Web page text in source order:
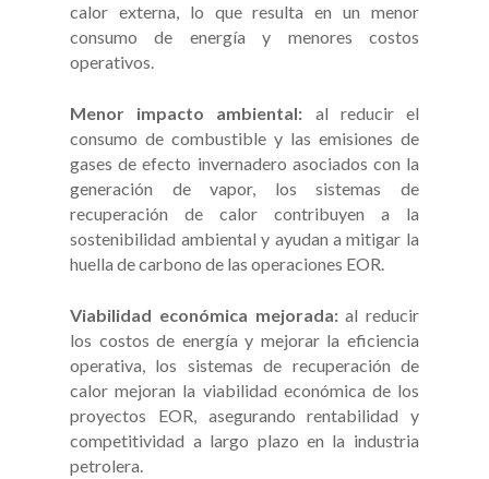
calor externa, lo que resulta en un menor
consumo de energía y menores costos
operativos.
Menor impacto ambiental: al reducir el
consumo de combustible y las emisiones de
gases de efecto invernadero asociados con la
generación de vapor, los sistemas de
recuperación de calor contribuyen a la
sostenibilidad ambiental y ayudan a mitigar la
huella de carbono de las operaciones EOR.
Viabilidad económica mejorada:al reducir
los costos de energía y mejorar la eficiencia
operativa, los sistemas de recuperación de
calor mejoran la viabilidad económica de los
proyectos EOR, asegurando rentabilidad y
competitividad a largo plazo en la industria
petrolera.